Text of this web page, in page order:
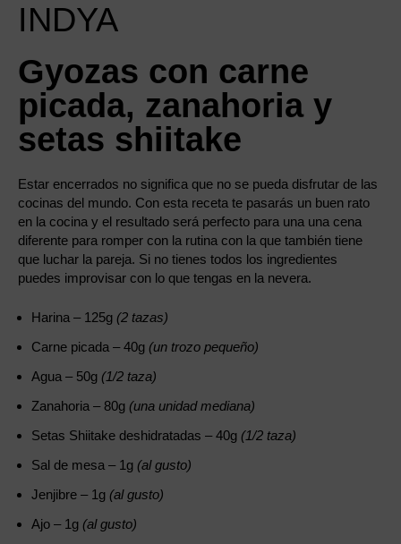
Gyozas con carne
picada, zanahoria y
setas shiitake
Estar encerrados no significa que no se pueda disfrutar de las
cocinas del mundo. Con esta receta te pasarás un buen rato
en la cocina y el resultado será perfecto para una una cena
diferente para romper con la rutina con la que también tiene
que luchar la pareja. Si no tienes todos los ingredientes
puedes improvisar con lo que tengas en la nevera.
Harina – 125g (2 tazas)
Carne picada – 40g (un trozo pequeño)
Agua – 50g (1/2 taza)
Zanahoria – 80g (una unidad mediana)
Setas Shiitake deshidratadas – 40g (1/2 taza)
Sal de mesa – 1g (al gusto)
Jenjibre – 1g (al gusto)
Ajo – 1g (al gusto)